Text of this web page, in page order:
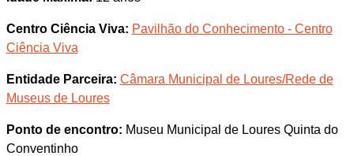
Centro Ciência Viva: Pavilhão do Conhecimento - Centro
Ciência Viva
Entidade Parceira: Câmara Municipal de Loures/Rede de
Museus de Loures
Ponto de encontro: Museu Municipal de Loures Quinta do
Conventinho